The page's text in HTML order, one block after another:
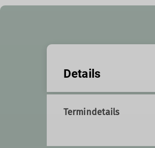
Details
Termindetails